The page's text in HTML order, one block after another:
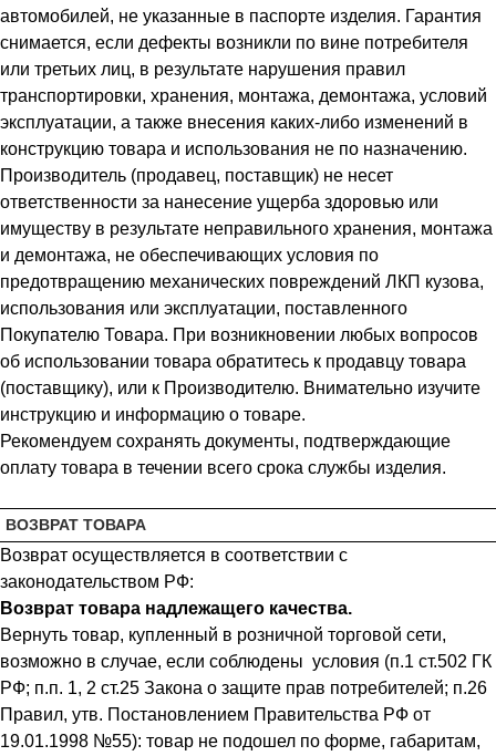
автомобилей, не указанные в паспорте изделия. Гарантия
снимается, если дефекты возникли по вине потребителя
или третьих лиц, в результате нарушения правил
транспортировки, хранения, монтажа, демонтажа, условий
эксплуатации, а также внесения каких-либо изменений в
конструкцию товара и использования не по назначению.
Производитель (продавец, поставщик) не несет
ответственности за нанесение ущерба здоровью или
имуществу в результате неправильного хранения, монтажа
и демонтажа, не обеспечивающих условия по
предотвращению механических повреждений ЛКП кузова,
использования или эксплуатации, поставленного
Покупателю Товара. При возникновении любых вопросов
об использовании товара обратитесь к продавцу товара
(поставщику), или к Производителю. Внимательно изучите
инструкцию и информацию о товаре.
Рекомендуем сохранять документы, подтверждающие
оплату товара в течении всего срока службы изделия.
ВОЗВРАТ ТОВАРА
Возврат осуществляется в соответствии с
законодательством РФ:
Возврат товара надлежащего качества.
Вернуть товар, купленный в розничной торговой сети,
возможно в случае, если соблюдены условия (п.1 ст.502 ГК
РФ; п.п. 1, 2 ст.25 Закона о защите прав потребителей; п.26
Правил, утв. Постановлением Правительства РФ от
19.01.1998 №55): товар не подошел по форме, габаритам,